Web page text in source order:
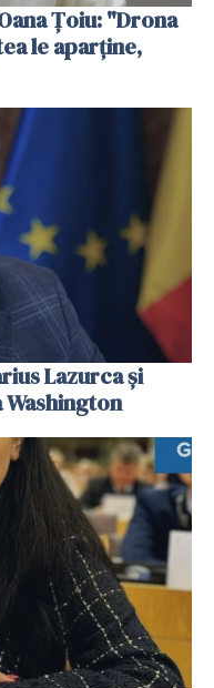
Ţoiu: "Drona
le aparţine,
Lazurca și